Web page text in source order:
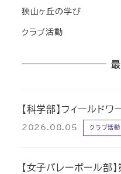
狭山ヶ丘の学び
クラブ活動
【科学部】フィールド
2026.08.05 クラブ活動
【女子バレーボール部